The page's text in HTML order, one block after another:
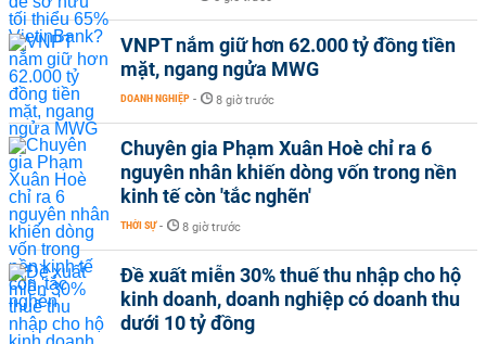
VNPT nắm giữ hơn 62.000 tỷ đồng tiền
mặt, ngang ngửa MWG
DOANH NGHIỆP - 8 giờ trước
Chuyên gia Phạm Xuân Hoè chỉ ra 6
nguyên nhân khiến dòng vốn trong nền
kinh tế còn 'tắc nghẽn'
THỜI SỰ - 8 giờ trước
Đề xuất miễn 30% thuế thu nhập cho hộ
kinh doanh, doanh nghiệp có doanh thu
dưới 10 tỷ đồng